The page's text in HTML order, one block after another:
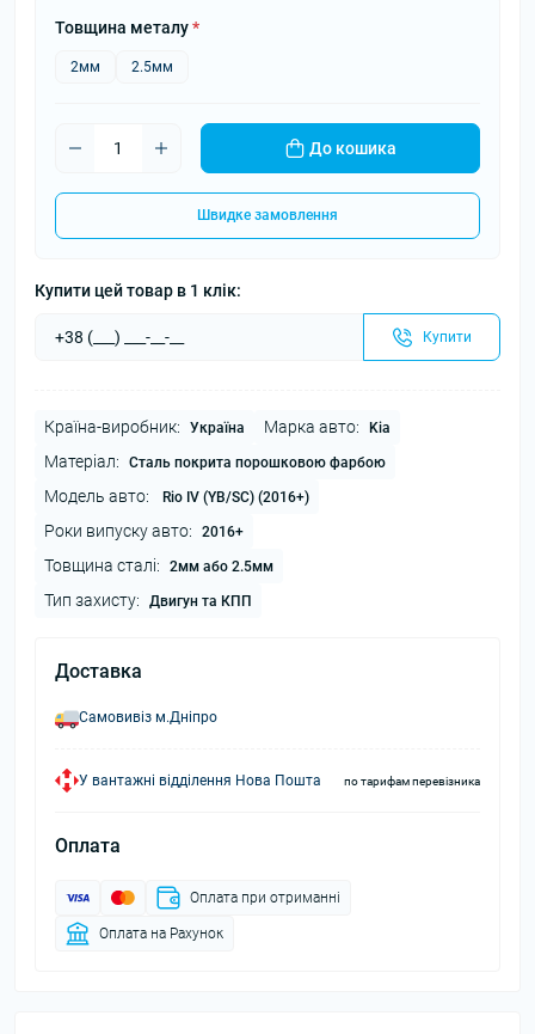
Товщина металу*
2мм 2.5мм
До кошика
Швидке замовлення
Купити цей товар в 1 клік:
Купити
Країна-виробник: Україна Марка авто: Kia
Матеріал: Сталь покрита порошковою фарбою
Модель авто: Rio IV (YB/SC) (2016+)
Роки випуску авто: 2016+
Товщина сталі: 2мм або 2.5мм
Тип захисту: Двигун та КПП
Доставка
Самовивіз м.Дніпро
У вантажні відділення Нова Пошта по тарифам перевізника
Оплата
Оплата при отриманні
Оплата на Рахунок